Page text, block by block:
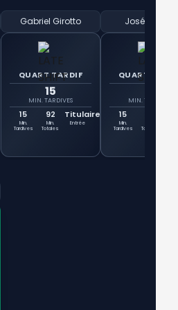
Gabriel Girotto
QUART TARDIF
15
MIN. TARDIVES
15
Min.
Tardives
92
Min.
Totales
Titulaire
Entrée
José Herrera
QUART
MIN. TARDIVES
15
Min.
Tardives
Totales